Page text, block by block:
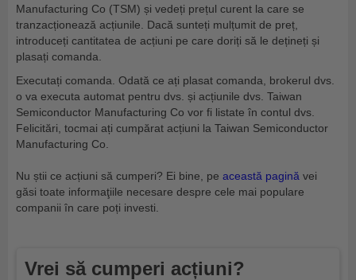
Manufacturing Co (TSM) și vedeți prețul curent la care se
tranzacționează acțiunile. Dacă sunteți mulțumit de preț,
introduceți cantitatea de acțiuni pe care doriți să le dețineți și
plasați comanda.
Executați comanda. Odată ce ați plasat comanda, brokerul dvs.
o va executa automat pentru dvs. și acțiunile dvs. Taiwan
Semiconductor Manufacturing Co vor fi listate în contul dvs.
Felicitări, tocmai ați cumpărat acțiuni la Taiwan Semiconductor
Manufacturing Co.
Nu știi ce acțiuni să cumperi? Ei bine, pe această pagină vei
găsi toate informaţiile necesare despre cele mai populare
companii în care poți investi.
Vrei să cumperi acțiuni?